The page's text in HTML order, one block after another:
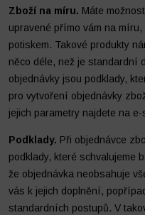
Zboží na míru. Máte
upravené přímo vám na
potiskem. Takové produkty
něco déle, než je standardní
objednávky jsou podklady,
pro vytvoření objednávky
jejich parametry najdete na e-
Podklady. Při objednávce
podklady, které schvalujeme
že objednávka neobsahuje
vás k jejich doplnění,
standardních postupů. V